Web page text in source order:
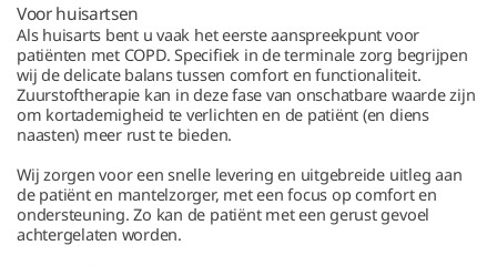
Voor huisartsen
Als huisarts bent u vaak het eerste aanspreekpunt voor
patiënten met COPD. Specifiek in de terminale zorg begrijpen
wij de delicate balans tussen comfort en functionaliteit.
Zuurstoftherapie kan in deze fase van onschatbare waarde zijn
om kortademigheid te verlichten en de patiënt (en diens
naasten) meer rust te bieden.
Wij zorgen voor een snelle levering en uitgebreide uitleg aan
de patiënt en mantelzorger, met een focus op comfort en
ondersteuning. Zo kan de patiënt met een gerust gevoel
achtergelaten worden.